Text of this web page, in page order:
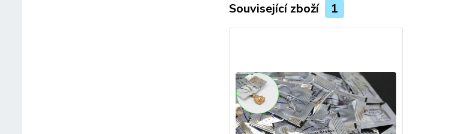
Související zboží 1